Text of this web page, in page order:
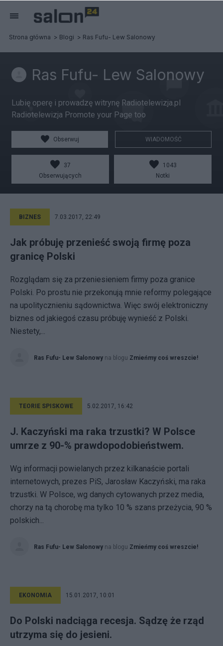
Strona główna Blogi Ras Fufu- Lew Salonowy
Ras Fufu- Lew Salonowy
Lubię operę i prowadzę witrynę Radiotelewizja.pl
Radiotelewizja Promote your Page too
Obserwuj WIADOMOŚĆ
37
Obserwujących
1043
Notki
BIZNES 7.03.2017, 22:49
Jak próbuję przenieść swoją firmę poza
granicę Polski
Rozglądam się za przeniesieniem firmy poza granice
Polski. Po prostu nie przekonują mnie reformy polegające
na upolitycznieniu sądownictwa. Więc swój elektroniczny
biznes od jakiegoś czasu próbuję wynieść z Polski.
Niestety,...
Ras Fufu- Lew Salonowy na blogu Zmieńmy coś wreszcie!
TEORIE SPISKOWE 5.02.2017, 16:42
J. Kaczyński ma raka trzustki? W Polsce
umrze z 90-% prawdopodobieństwem.
Wg informacji powielanych przez kilkanaście portali
internetowych, prezes PiS, Jarosław Kaczyński, ma raka
trzustki. W Polsce, wg danych cytowanych przez media,
chorzy na tą chorobę ma tylko 10 % szans przeżycia, 90 %
polskich...
Ras Fufu- Lew Salonowy na blogu Zmieńmy coś wreszcie!
EKONOMIA 15.01.2017, 10:01
Do Polski nadciąga recesja. Sądzę że rząd
utrzyma się do jesieni.